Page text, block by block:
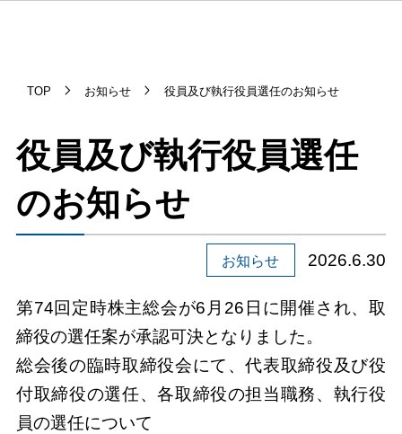
TOP お知らせ 役員及び執行役員選任のお知らせ
役員及び執行役員選任
のお知らせ
お知らせ 2026.6.30
第74回定時株主総会が6月26日に開催され、取
締役の選任案が承認可決となりました。
総会後の臨時取締役会にて、代表取締役及び役
付取締役の選任、各取締役の担当職務、執行役
員の選任について